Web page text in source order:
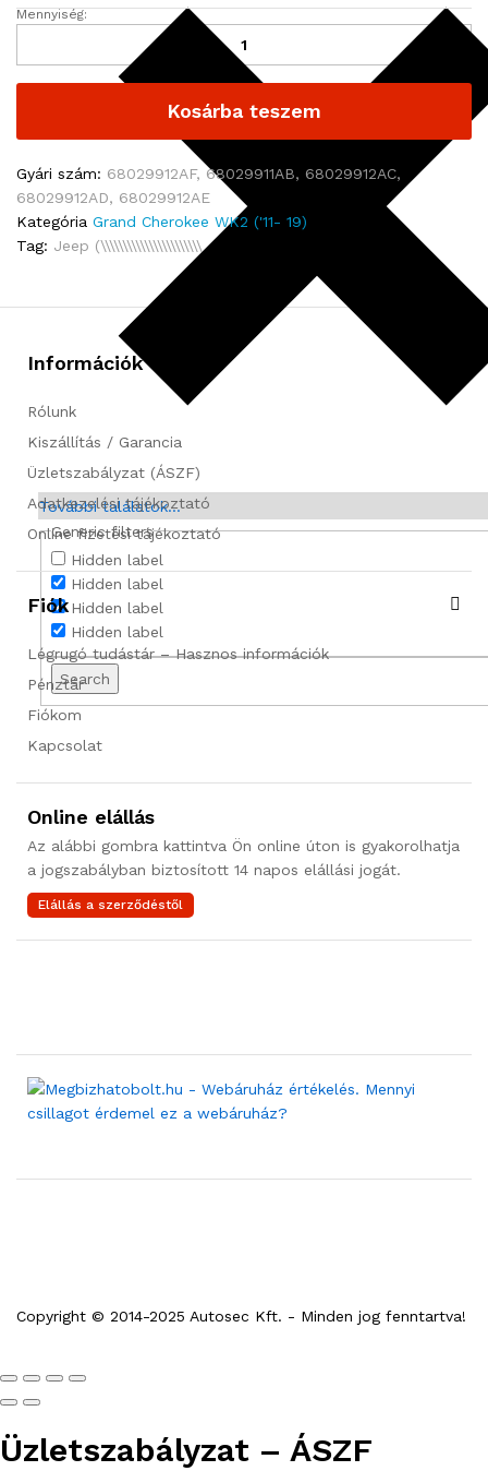
További találatok...
Generic filters
Hidden label
Hidden label
Hidden label
Hidden label
Search
J
E
R
R
W
)
g
s
Mennyiség:
Kosárba teszem
Gyári szám: 68029912AF, 68029911AB, 68029912AC,
68029912AD, 68029912AE
Kategória Grand Cherokee WK2 ('11- 19)
Tag: Jeep (\\\\\\\\\\\\\\\\\\\\\\\
Információk
Rólunk
Kiszállítás / Garancia
Üzletszabályzat (ÁSZF)
Adatkezelési tájékoztató
Online fizetési tájékoztató
Fiók
Légrugó tudástár – Hasznos információk
Pénztár
Fiókom
Kapcsolat
Online elállás
Az alábbi gombra kattintva Ön online úton is gyakorolhatja
a jogszabályban biztosított 14 napos elállási jogát.
Elállás a szerződéstől
Copyright © 2014-2025 Autosec Kft. - Minden jog fenntartva!
Üzletszabályzat – ÁSZF